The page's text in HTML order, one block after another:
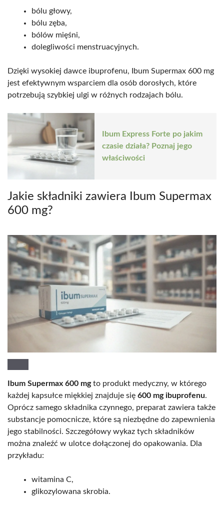
bólu głowy,
bólu zęba,
bólów mięśni,
dolegliwości menstruacyjnych.
Dzięki wysokiej dawce ibuprofenu, Ibum Supermax 600 mg
jest efektywnym wsparciem dla osób dorosłych, które
potrzebują szybkiej ulgi w różnych rodzajach bólu.
Ibum Express Forte po jakim
czasie działa? Poznaj jego
właściwości
Jakie składniki zawiera Ibum Supermax
600 mg?
Ibum Supermax 600 mgto produkt medyczny, w którego
każdej kapsułce miękkiej znajduje się 600 mg ibuprofenu.
Oprócz samego składnika czynnego, preparat zawiera także
substancje pomocnicze, które są niezbędne do zapewnienia
jego stabilności. Szczegółowy wykaz tych składników
można znaleźć w ulotce dołączonej do opakowania. Dla
przykładu:
witamina C,
glikozylowana skrobia.